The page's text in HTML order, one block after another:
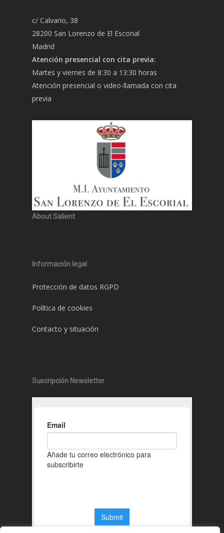
c/ Calvario, 38
28200 San Lorenzo de El Escorial
Madrid
Atención presencial con cita previa:
Martes y viernes de 8:30 a 13:30 horas
Atención presencial o video-llamada con cita
previa
About Salient
Información legal
Protección de datos RGPD
Política de cookies
Contacto y situación
Suscripción Newsletter